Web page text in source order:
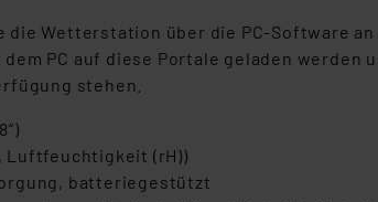
Wetterstation über die PC-Software
PC auf diese Portale geladen werden
stehen.
Luftfeuchtigkeit (rH))
batteriegestützt